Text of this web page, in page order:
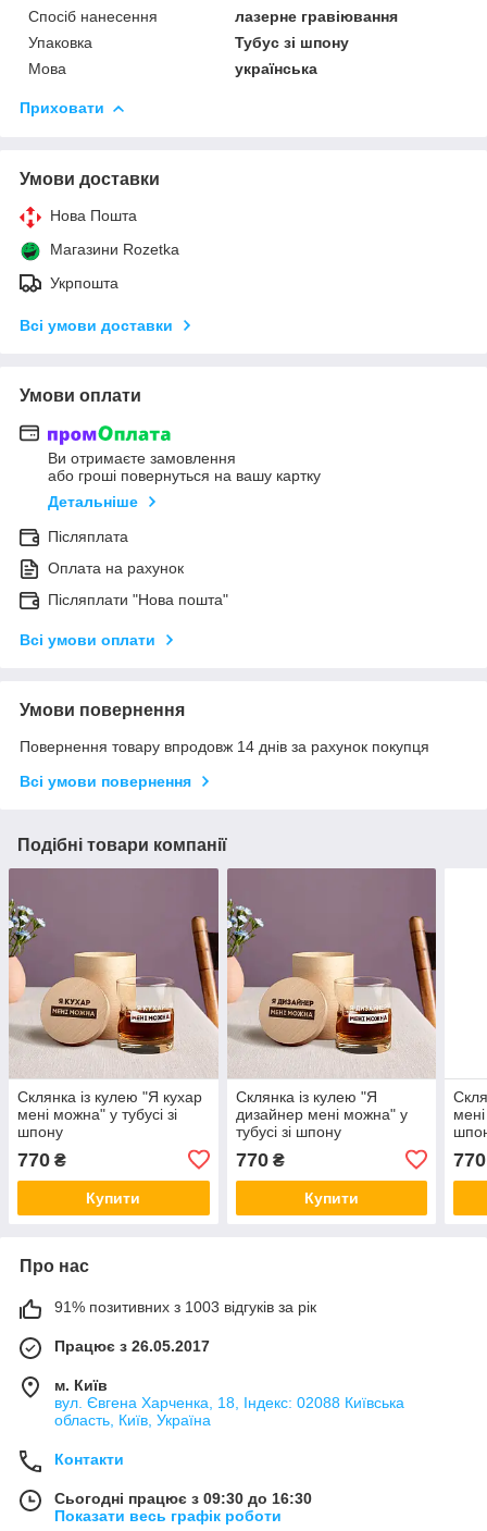
Спосіб нанесення
лазерне гравіювання
Упаковка
Тубус зі шпону
Мова
українська
Приховати
Умови доставки
Нова Пошта
Магазини Rozetka
Укрпошта
Всі умови доставки
Умови оплати
Ви отримаєте замовлення
або гроші повернуться на вашу картку
Детальніше
Післяплата
Оплата на рахунок
Післяплати "Нова пошта"
Всі умови оплати
Умови повернення
Повернення товару впродовж 14 днів за рахунок покупця
Всі умови повернення
Подібні товари компанії
Склянка із кулею "Я кухар
мені можна" у тубусі зі
шпону
770 ₴
Купити
Склянка із кулею "Я
дизайнер мені можна" у
тубусі зі шпону
770₴
Купити
770
Про нас
91% позитивних з 1003 відгуків за рік
Працює з 26.05.2017
м. Київ
вул. Євгена Харченка, 18, Індекс: 02088 Київська
область, Київ, Україна
Контакти
Сьогодні працює з 09:30 до 16:30
Показати весь графік роботи